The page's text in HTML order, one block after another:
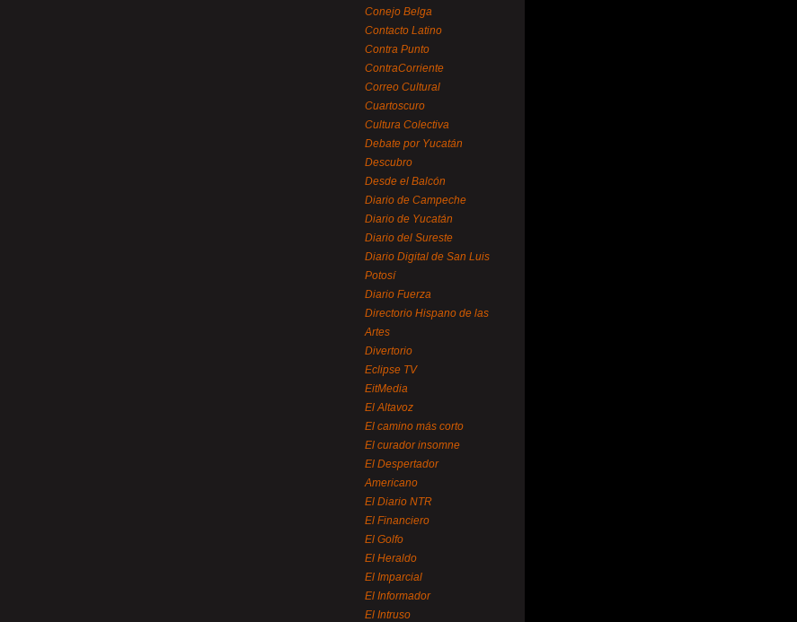
Conejo Belga
Contacto Latino
Contra Punto
ContraCorriente
Correo Cultural
Cuartoscuro
Cultura Colectiva
Debate por Yucatán
Descubro
Desde el Balcón
Diario de Campeche
Diario de Yucatán
Diario del Sureste
Diario Digital de San Luis
Potosí
Diario Fuerza
Directorio Hispano de las
Artes
Divertorio
Eclipse TV
EitMedia
El Altavoz
El camino más corto
El curador insomne
El Despertador
Americano
El Diario NTR
El Financiero
El Golfo
El Heraldo
El Imparcial
El Informador
El Intruso